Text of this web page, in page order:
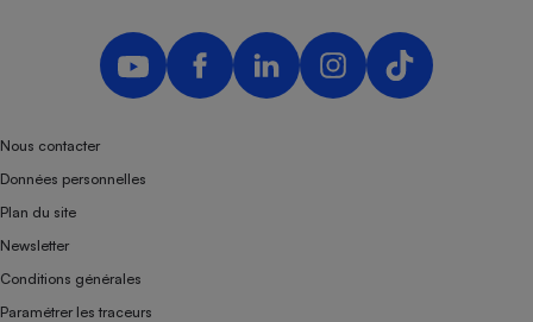
Nous contacter
Données personnelles
Plan du site
Newsletter
Conditions générales
Paramétrer les traceurs